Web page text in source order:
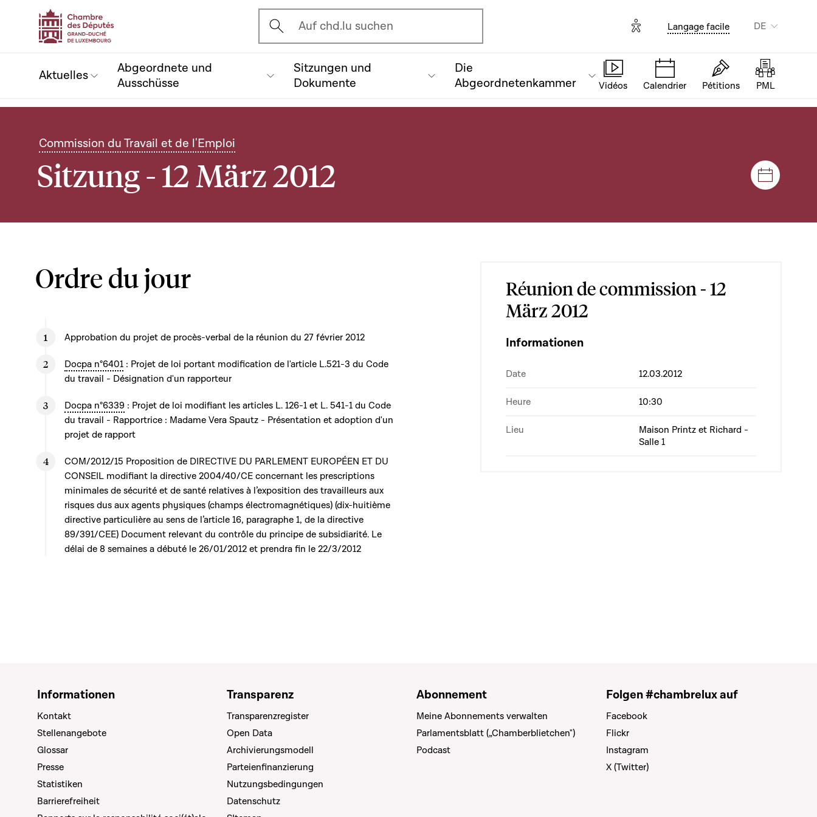
Ouvrir l'écran de recherche
Auf chd.lu suchen Options d'accessibilité
Langage facile DE
Aktuelles
Abgeordnete und
Ausschüsse
Sitzungen und
Dokumente
Die
Abgeordnetenkammer
Vidéos Calendrier Pétitions PML
Commission du Travail et de l'Emploi
Sitzung - 12 März 2012 Plenar-
Ordre du jour
Approbation du projet de procès-verbal de la réunion du 27 février 2012
Docpa n°6401 : Projet de loi portant modification de l'article L.521-3 du Code
du travail - Désignation d'un rapporteur
Docpa n°6339 : Projet de loi modifiant les articles L. 126-1 et L. 541-1 du Code
du travail - Rapportrice : Madame Vera Spautz - Présentation et adoption d'un
projet de rapport
COM/2012/15 Proposition de DIRECTIVE DU PARLEMENT EUROPÉEN ET DU
CONSEIL modifiant la directive 2004/40/CE concernant les prescriptions
minimales de sécurité et de santé relatives à l’exposition des travailleurs aux
risques dus aux agents physiques (champs électromagnétiques) (dix-huitième
directive particulière au sens de l’article 16, paragraphe 1, de la directive
89/391/CEE) Document relevant du contrôle du principe de subsidiarité. Le
délai de 8 semaines a débuté le 26/01/2012 et prendra fin le 22/3/2012
Réunion de commission - 12
März 2012
Informationen
Date 12.03.2012
Heure 10:30
Lieu
Maison Printz et Richard -
Salle 1
Informationen
Kontakt
Stellenangebote
Glossar
Presse
Statistiken
Barrierefreiheit
Transparenz
Transparenzregister
Open Data
Archivierungsmodell
Parteienfinanzierung
Nutzungsbedingungen
Datenschutz
Abonnement
Meine Abonnements verwalten
Parlamentsblatt („Chamberblietchen")
Podcast
Folgen #chambrelux auf
Facebook
Flickr
Instagram
X (Twitter)